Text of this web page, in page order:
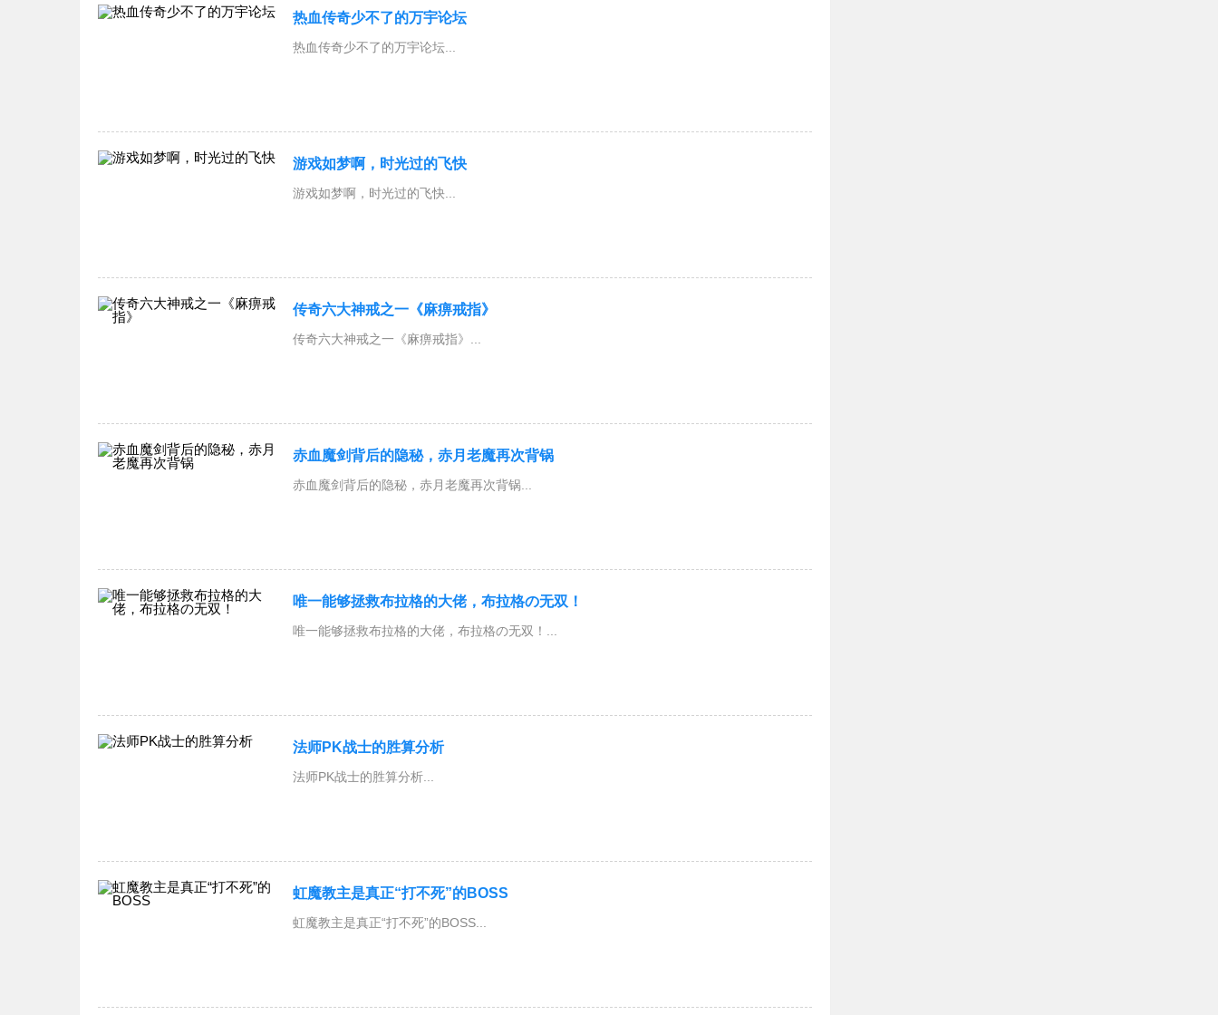
热血传奇少不了的万宇论坛
热血传奇少不了的万宇论坛...
游戏如梦啊，时光过的飞快
游戏如梦啊，时光过的飞快...
传奇六大神戒之一《麻痹戒指》
传奇六大神戒之一《麻痹戒指》...
赤血魔剑背后的隐秘，赤月老魔再次背锅
赤血魔剑背后的隐秘，赤月老魔再次背锅...
唯一能够拯救布拉格的大佬，布拉格の无双！
唯一能够拯救布拉格的大佬，布拉格の无双！...
法师PK战士的胜算分析
法师PK战士的胜算分析...
虹魔教主是真正“打不死”的BOSS
虹魔教主是真正“打不死”的BOSS...